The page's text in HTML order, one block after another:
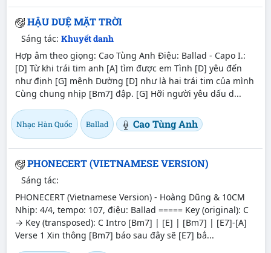
HẬU DUỆ MẶT TRỜI
Sáng tác: Khuyết danh
Hợp âm theo giọng: Cao Tùng Anh Điệu: Ballad - Capo I.:
[D] Từ khi trái tim anh [A] tìm được em Tình [D] yêu đến
như định [G] mệnh Dường [D] như là hai trái tim của mình
Cùng chung nhịp [Bm7] đập. [G] Hỡi người yêu dấu d...
Nhạc Hàn Quốc Ballad Cao Tùng Anh
PHONECERT (VIETNAMESE VERSION)
Sáng tác:
PHONECERT (Vietnamese Version) - Hoàng Dũng & 10CM
Nhịp: 4/4, tempo: 107, điệu: Ballad ===== Key (original): C
→ Key (transposed): C Intro [Bm7] | [E] | [Bm7] | [E7]-[A]
Verse 1 Xin thông [Bm7] báo sau đây sẽ [E7] bắ...